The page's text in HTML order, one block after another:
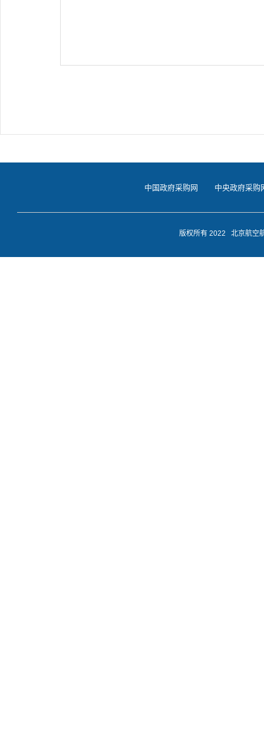
中国政府采购网 中央政府采购
版权所有 2022 北京航